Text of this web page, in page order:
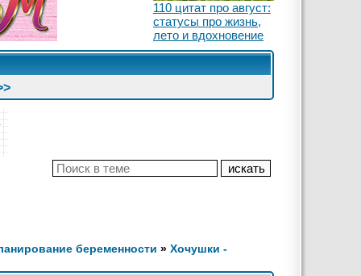
110 цитат про август:
статусы про жизнь,
лето и вдохновение
беременности » Хочушки -